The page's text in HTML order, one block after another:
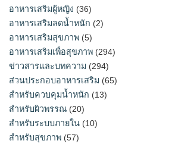
อาหารเสริมผู้หญิง (36)
อาหารเสริมลดน้ำหนัก (2)
อาหารเสริมสุขภาพ (5)
อาหารเสริมเพื่อสุขภาพ (294)
ข่าวสารและบทความ (294)
ส่วนประกอบอาหารเสริม (65)
สำหรับควบคุมน้ำหนัก (13)
สำหรับผิวพรรณ (20)
สำหรับระบบภายใน (10)
สำหรับสุขภาพ (57)